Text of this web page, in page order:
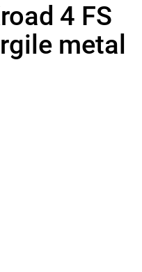
4 FS
metal